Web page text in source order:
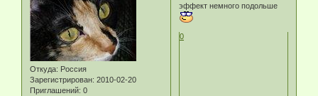
Откуда: Россия
Зарегистрирован: 2010-02-20
Приглашений: 0
эффект немного подольше
0